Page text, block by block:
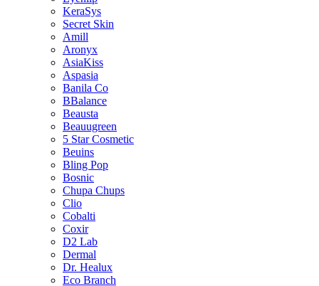
KeraSys
Secret Skin
Amill
Aronyx
AsiaKiss
Aspasia
Banila Co
BBalance
Beausta
Beauugreen
5 Star Cosmetic
Beuins
Bling Pop
Bosnic
Chupa Chups
Clio
Cobalti
Coxir
D2 Lab
Dermal
Dr. Healux
Eco Branch